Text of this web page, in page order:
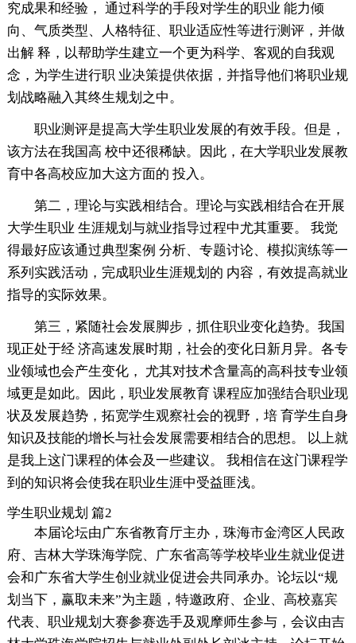
究成果和经验， 通过科学的手段对学生的职业 能力倾
向、气质类型、人格特征、职业适应性等进行测评，并做
出解 释，以帮助学生建立一个更为科学、客观的自我观
念，为学生进行职 业决策提供依据，并指导他们将职业规
划战略融入其终生规划之中。
职业测评是提高大学生职业发展的有效手段。但是，
该方法在我国高 校中还很稀缺。因此，在大学职业发展教
育中各高校应加大这方面的 投入。
第二，理论与实践相结合。理论与实践相结合在开展
大学生职业 生涯规划与就业指导过程中尤其重要。 我觉
得最好应该通过典型案例 分析、专题讨论、模拟演练等一
系列实践活动，完成职业生涯规划的 内容，有效提高就业
指导的实际效果。
第三，紧随社会发展脚步，抓住职业变化趋势。我国
现正处于经 济高速发展时期，社会的变化日新月异。各专
业领域也会产生变化， 尤其对技术含量高的高科技专业领
域更是如此。因此，职业发展教育 课程应加强结合职业现
状及发展趋势，拓宽学生观察社会的视野，培 育学生自身
知识及技能的增长与社会发展需要相结合的思想。 以上就
是我上这门课程的体会及一些建议。 我相信在这门课程学
到的知识将会使我在职业生涯中受益匪浅。
学生职业规划 篇2
本届论坛由广东省教育厅主办，珠海市金湾区人民政
府、吉林大学珠海学院、广东省高等学校毕业生就业促进
会和广东省大学生创业就业促进会共同承办。论坛以“规
划当下，赢取未来”为主题，特邀政府、企业、高校嘉宾
代表、职业规划大赛参赛选手及观摩师生参与，会议由吉